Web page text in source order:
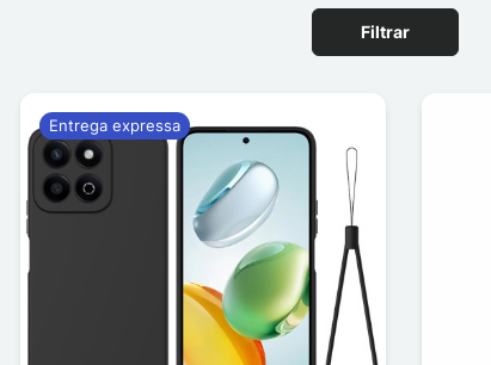
Filtrar
Entrega expressa